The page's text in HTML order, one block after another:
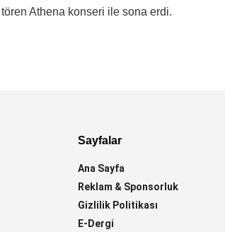
Athena konseri ile sona erdi.
Sayfalar
Ana Sayfa
Reklam & Sponsorluk
Gizlilik Politikası
E-Dergi